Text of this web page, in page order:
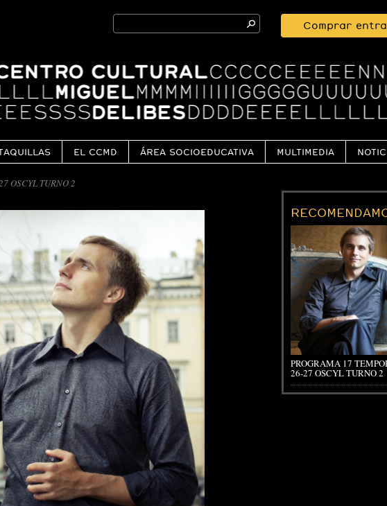
Search
for:
Comprar
EL CCMD ÁREA SOCIOEDUCATIVA MULTIMEDIA
OSCYL TURNO 2
PROGRAMA 17
26-27 OSCYL TURNO 2